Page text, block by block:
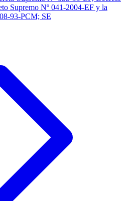
Supremo Nº 041-2004-EF y la
93-PCM; SE